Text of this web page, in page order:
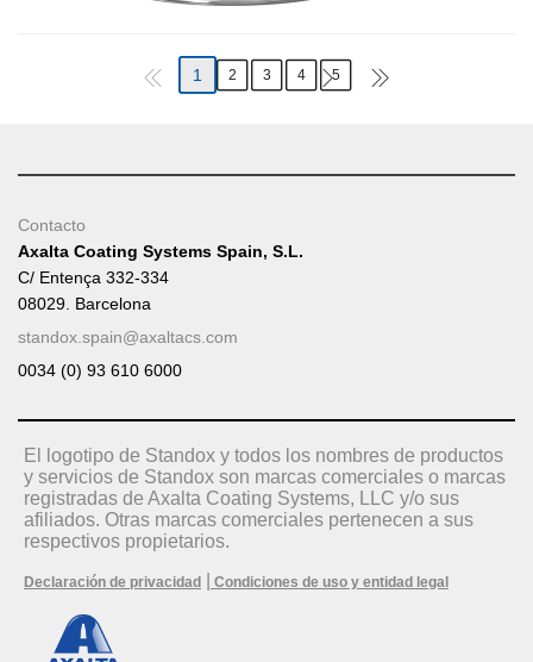
1 2 3 4 5
Contacto
Axalta Coating Systems Spain, S.L.
C/ Entença 332-334
08029. Barcelona
standox.spain@axaltacs.com
0034 (0) 93 610 6000
El logotipo de Standox y todos los nombres de productos
y servicios de Standox son marcas comerciales o marcas
registradas de Axalta Coating Systems, LLC y/o sus
afiliados. Otras marcas comerciales pertenecen a sus
respectivos propietarios.
Declaración de privacidad Condiciones de uso y entidad legal